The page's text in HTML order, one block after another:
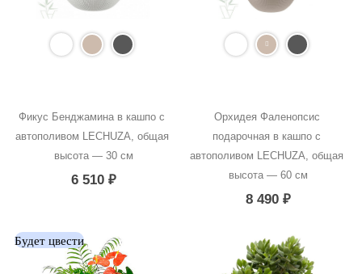
Фикус Бенджамина в кашпо с
автополивом LECHUZA, общая
высота — 30 см
6 510 ₽
Орхидея Фаленопсис
подарочная в кашпо с
автополивом LECHUZA, общая
высота — 60 см
8 490₽
Будет цвести